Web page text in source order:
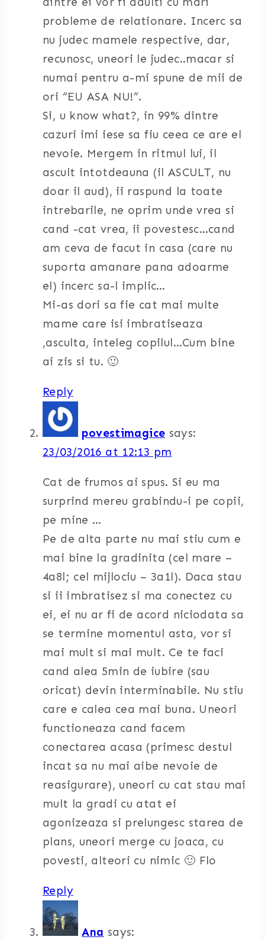
probleme de relationare. Incerc sa
nu judec mamele respective, dar,
recunosc, uneori le judec..macar si
numai pentru a-mi spune de mii de
ori “EU ASA NU!”.
Si, u know what?, in 99% dintre
cazuri imi iese sa fiu ceea ce are el
nevoie. Mergem in ritmul lui, il
ascult intotdeauna (il ASCULT, nu
doar il aud), ii raspund la toate
intrebarile, ne oprim unde vrea si
cand -cat vrea, ii povestesc…cand
am ceva de facut in casa (care nu
suporta amanare pana adoarme
el) incerc sa-l implic…
Mi-as dori sa fie cat mai multe
mame care isi imbratiseaza
,asculta, inteleg copilul…Cum bine
ai zis si tu. 🙂
Reply
povestimagice says:
23/03/2016 at 12:13 pm
Cat de frumos ai spus. Si eu ma
surprind mereu grabindu-i pe copii,
pe mine …
Pe de alta parte nu mai stiu cum e
mai bine la gradinita (cel mare –
4a8l; cel mijlociu – 3a1l). Daca stau
si ii imbratisez si ma conectez cu
ei, ei nu ar fi de acord niciodata sa
se termine momentul asta, vor si
mai mult si mai mult. Ce te faci
cand alea 5min de iubire (sau
oricat) devin interminabile. Nu stiu
care e calea cea mai buna. Uneori
functioneaza cand facem
conectarea acasa (primesc destul
incat sa nu mai aibe nevoie de
reasigurare), uneori cu cat stau mai
mult la gradi cu atat ei
agonizeaza si prelungesc starea de
plans, uneori merge cu joaca, cu
povesti, alteori cu nimic 🙂 Flo
Reply
Ana says: